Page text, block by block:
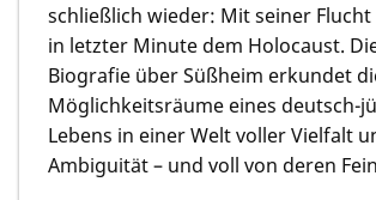
schließlich wieder: Mit seiner
in letzter Minute dem Holocaust.
Biografie über Süßheim erkundet
Möglichkeitsräume eines deutsch-
Lebens in einer Welt voller Vielfalt
Ambiguität – und voll von deren